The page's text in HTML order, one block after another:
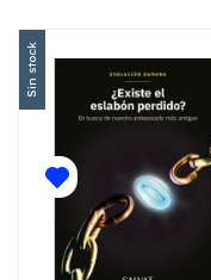
Sin stock